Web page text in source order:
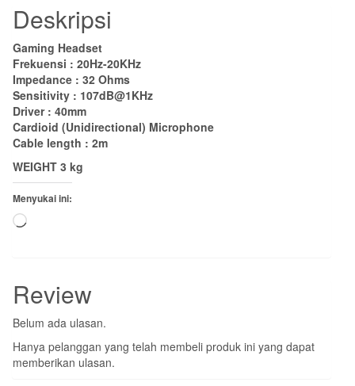
Deskripsi
Gaming Headset
Frekuensi : 20Hz-20KHz
Impedance : 32 Ohms
Sensitivity : 107dB@1KHz
Driver : 40mm
Cardioid (Unidirectional) Microphone
Cable length : 2m
WEIGHT 3 kg
Menyukai ini:
Memuat...
Review
Belum ada ulasan.
Hanya pelanggan yang telah membeli produk ini yang dapat
memberikan ulasan.